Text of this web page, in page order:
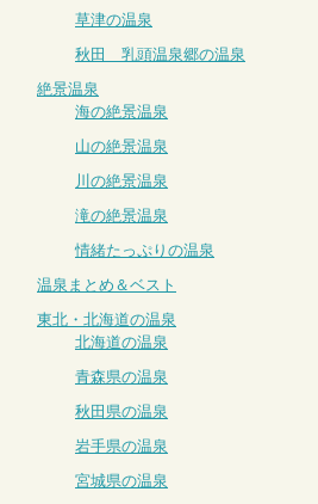
草津の温泉
秋田 乳頭温泉郷の温泉
絶景温泉
海の絶景温泉
山の絶景温泉
川の絶景温泉
滝の絶景温泉
情緒たっぷりの温泉
温泉まとめ＆ベスト
東北・北海道の温泉
北海道の温泉
青森県の温泉
秋田県の温泉
岩手県の温泉
宮城県の温泉